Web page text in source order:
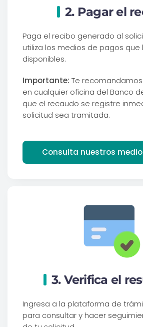
2. Pagar el
Paga el recibo generado al
utiliza los medios de pagos que
disponibles.
Importante: Te
en cualquier oficina del Banco
que el recaudo se registre
solicitud sea tramitada.
Consulta nuestros
3. Verifica el
Ingresa a la plataforma de
para consultar y hacer